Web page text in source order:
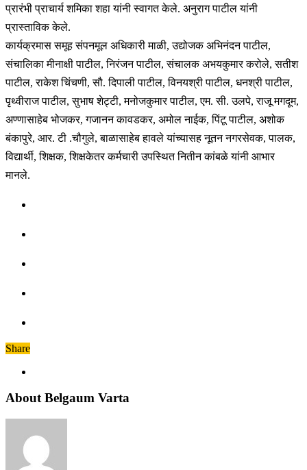
प्रारंभी प्राचार्य शमिका शहा यांनी स्वागत केले. अनुराग पाटील यांनी
प्रास्ताविक केले.
कार्यक्रमास समूह संपनमूल अधिकारी माळी, उद्योजक अभिनंदन पाटील,
संचालिका मीनाक्षी पाटील, निरंजन पाटील, संचालक अभयकुमार करोले, सतीश
पाटील, राकेश चिंचणी, सौ. दिपाली पाटील, विनयश्री पाटील, धनश्री पाटील,
पृथ्वीराज पाटील, सुभाष शेट्टी, मनोजकुमार पाटील, एम. सी. उलपे, राजू मगदूम,
अण्णासाहेब भोजकर, गजानन कावडकर, अमोल नाईक, पिंटू पाटील, अशोक
बंकापुरे, आर. टी .चौगुले, बाळासाहेब हावले यांच्यासह नूतन नगरसेवक, पालक,
विद्यार्थी, शिक्षक, शिक्षकेतर कर्मचारी उपस्थित नितीन कांबळे यांनी आभार
मानले.
Share
About Belgaum Varta